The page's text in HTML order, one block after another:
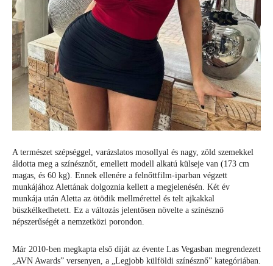
A természet szépséggel, varázslatos mosollyal és nagy, zöld szemekkel
áldotta meg a színésznőt, emellett modell alkatú külseje van (173 cm
magas, és 60 kg). Ennek ellenére a felnőttfilm-iparban végzett
munkájához Alettának dolgoznia kellett a megjelenésén. Két év
munkája után Aletta az ötödik mellmérettel és telt ajkakkal
büszkélkedhetett. Ez a változás jelentősen növelte a színésznő
népszerűségét a nemzetközi porondon.
Már 2010-ben megkapta első díját az évente Las Vegasban megrendezett
„AVN Awards” versenyen, a „Legjobb külföldi színésznő” kategóriában.